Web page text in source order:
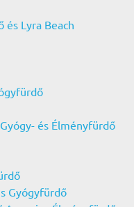
és Lyra Beach
és Élményfürdő
Gyógyfürdő